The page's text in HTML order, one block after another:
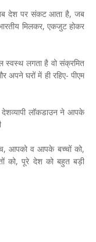
जब देश पर संकट आता है, जब
मिलकर, एकजुट होकर
स्वस्थ लगता है वो संक्रमित
अपने घरों में ही रहिए- पीएम
लॉकडाउन ने आपके
आपको व आपके बच्चों को,
को, पूरे देश को बहुत बड़ी